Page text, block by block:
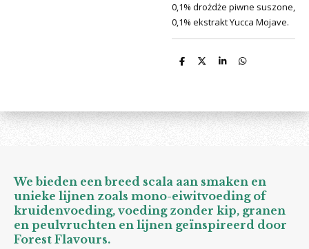
0,1% drożdże piwne suszone,
0,1% ekstrakt Yucca Mojave.
D
D
S
D
We bieden een breed scala aan smaken en
unieke lijnen zoals mono-eiwitvoeding of
kruidenvoeding, voeding zonder kip, granen
en peulvruchten en lijnen geïnspireerd door
Forest Flavours.